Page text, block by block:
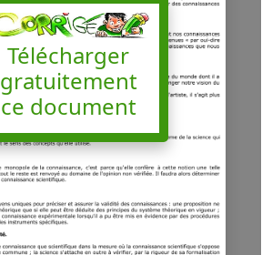
Télécharger
gratuitement
ce document